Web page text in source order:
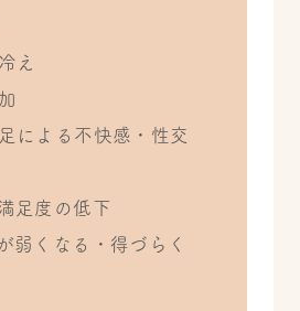
え
による不快感・性交
足度の低下
弱くなる・得づらく